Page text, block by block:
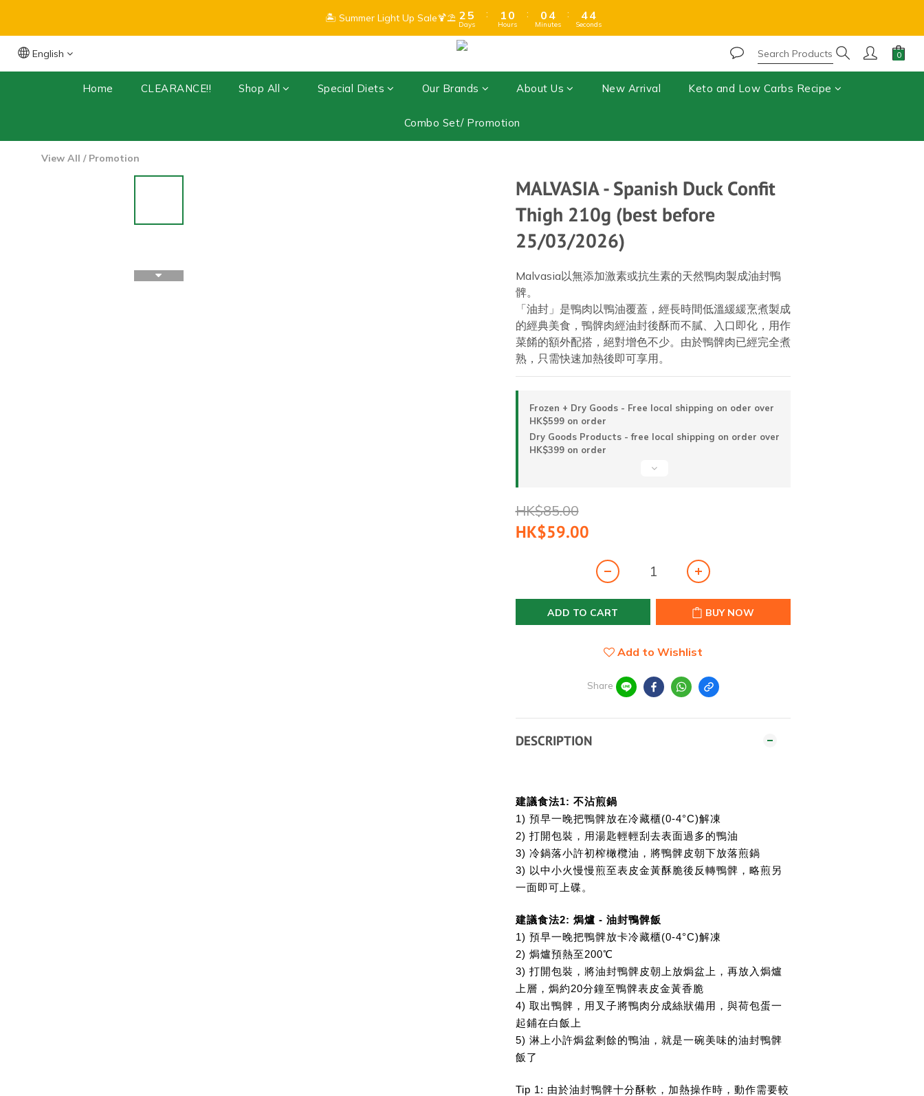
🏝️ Summer Light Up Sale🍹⛱️ 2
1
0
5
4
3
1
0
Days
:
1
0
0
Hours
:
0 4
3
0
Minutes
:
4
3
0
3
2
Seconds
🏝️ Summer Light Up Sale🍹⛱️ 2
1
0
5
4
3
1
0
Days
:
1
0
0
Hours
:
0 4
3
0
Minutes
:
4
3
0
3
2
Seconds
Free Shipping for orders over $399 (Dry goods only) 、$599 (Frozen + Dry Goods) 🍫Due to hot summer weather, chocolate may melt during shipping.⚠️
🏝️ Summer Light Up Sale🍹⛱️
7
6
5
3
2
0
9
8
6
5
3
:
6
5
2
5
4
1
:
5
4
1
0
9
8
5
4
:
9
8
5
8
7
4
English
Home CLEARANCE!! Shop All Special Diets Our Brands About Us New Arrival Keto and Low Carbs Recipe
Combo Set/ Promotion
View All / Promotion
MALVASIA - Spanish Duck Confit
Thigh 210g (best before
25/03/2026)
Malvasia以無添加激素或抗生素的天然鴨肉製成油封鴨
髀。
「油封」是鴨肉以鴨油覆蓋，經長時間低溫緩緩烹煮製成
的經典美食，鴨髀肉經油封後酥而不膩、入口即化，用作
菜餚的額外配搭，絕對增色不少。由於鴨髀肉已經完全煮
熟，只需快速加熱後即可享用。
Frozen + Dry Goods - Free local shipping on oder over
HK$599 on order
Dry Goods Products - free local shipping on order over
HK$399 on order
HK$85.00
HK$59.00
ADD TO CART BUY NOW
Add to Wishlist
Share
DESCRIPTION
建議食法1: 不沾煎鍋
1) 預早一晚把鴨髀放在冷藏櫃(0-4°C)解凍
2) 打開包裝，用湯匙輕輕刮去表面過多的鴨油
3) 冷鍋落小許初榨橄欖油，將鴨髀皮朝下放落煎鍋
3) 以中小火慢慢煎至表皮金黃酥脆後反轉鴨髀，略煎另
一面即可上碟。
建議食法2: 焗爐 - 油封鴨髀飯
1) 預早一晚把鴨髀放卡冷藏櫃(0-4°C)解凍
2) 焗爐預熱至200℃
3) 打開包裝，將油封鴨髀皮朝上放焗盆上，再放入焗爐
上層，焗約20分鐘至鴨髀表皮金黃香脆
4) 取出鴨髀，用叉子將鴨肉分成絲狀備用，與荷包蛋一
起鋪在白飯上
5) 淋上小許焗盆剩餘的鴨油，就是一碗美味的油封鴨髀
飯了
Tip 1: 由於油封鴨髀十分酥軟，加熱操作時，動作需要較
BUY NOW